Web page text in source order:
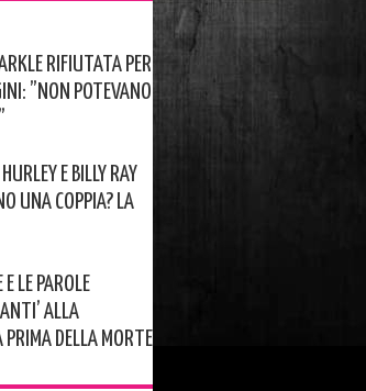
RIFIUTATA PER
”NON POTEVANO
E BILLY RAY
UNA COPPIA? LA
E LE PAROLE
ALLA
PRIMA DELLA MORTE